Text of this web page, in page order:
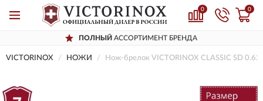
0 0
ПОЛНЫЙ АССОРТИМЕНТ БРЕНДА
VICTORINOX НОЖИ Нож-брелок VICTORINOX CLASSIC SD